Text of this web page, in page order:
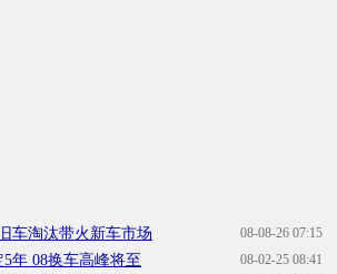
08-08-26 07:15
车淘汰带火新车市场
08-02-25 08:41
年 08换车高峰将至